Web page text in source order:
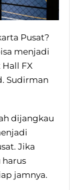
Pusat?
menjadi
FX
Sudirman
dijangkau
Jika
harus
jamnya.